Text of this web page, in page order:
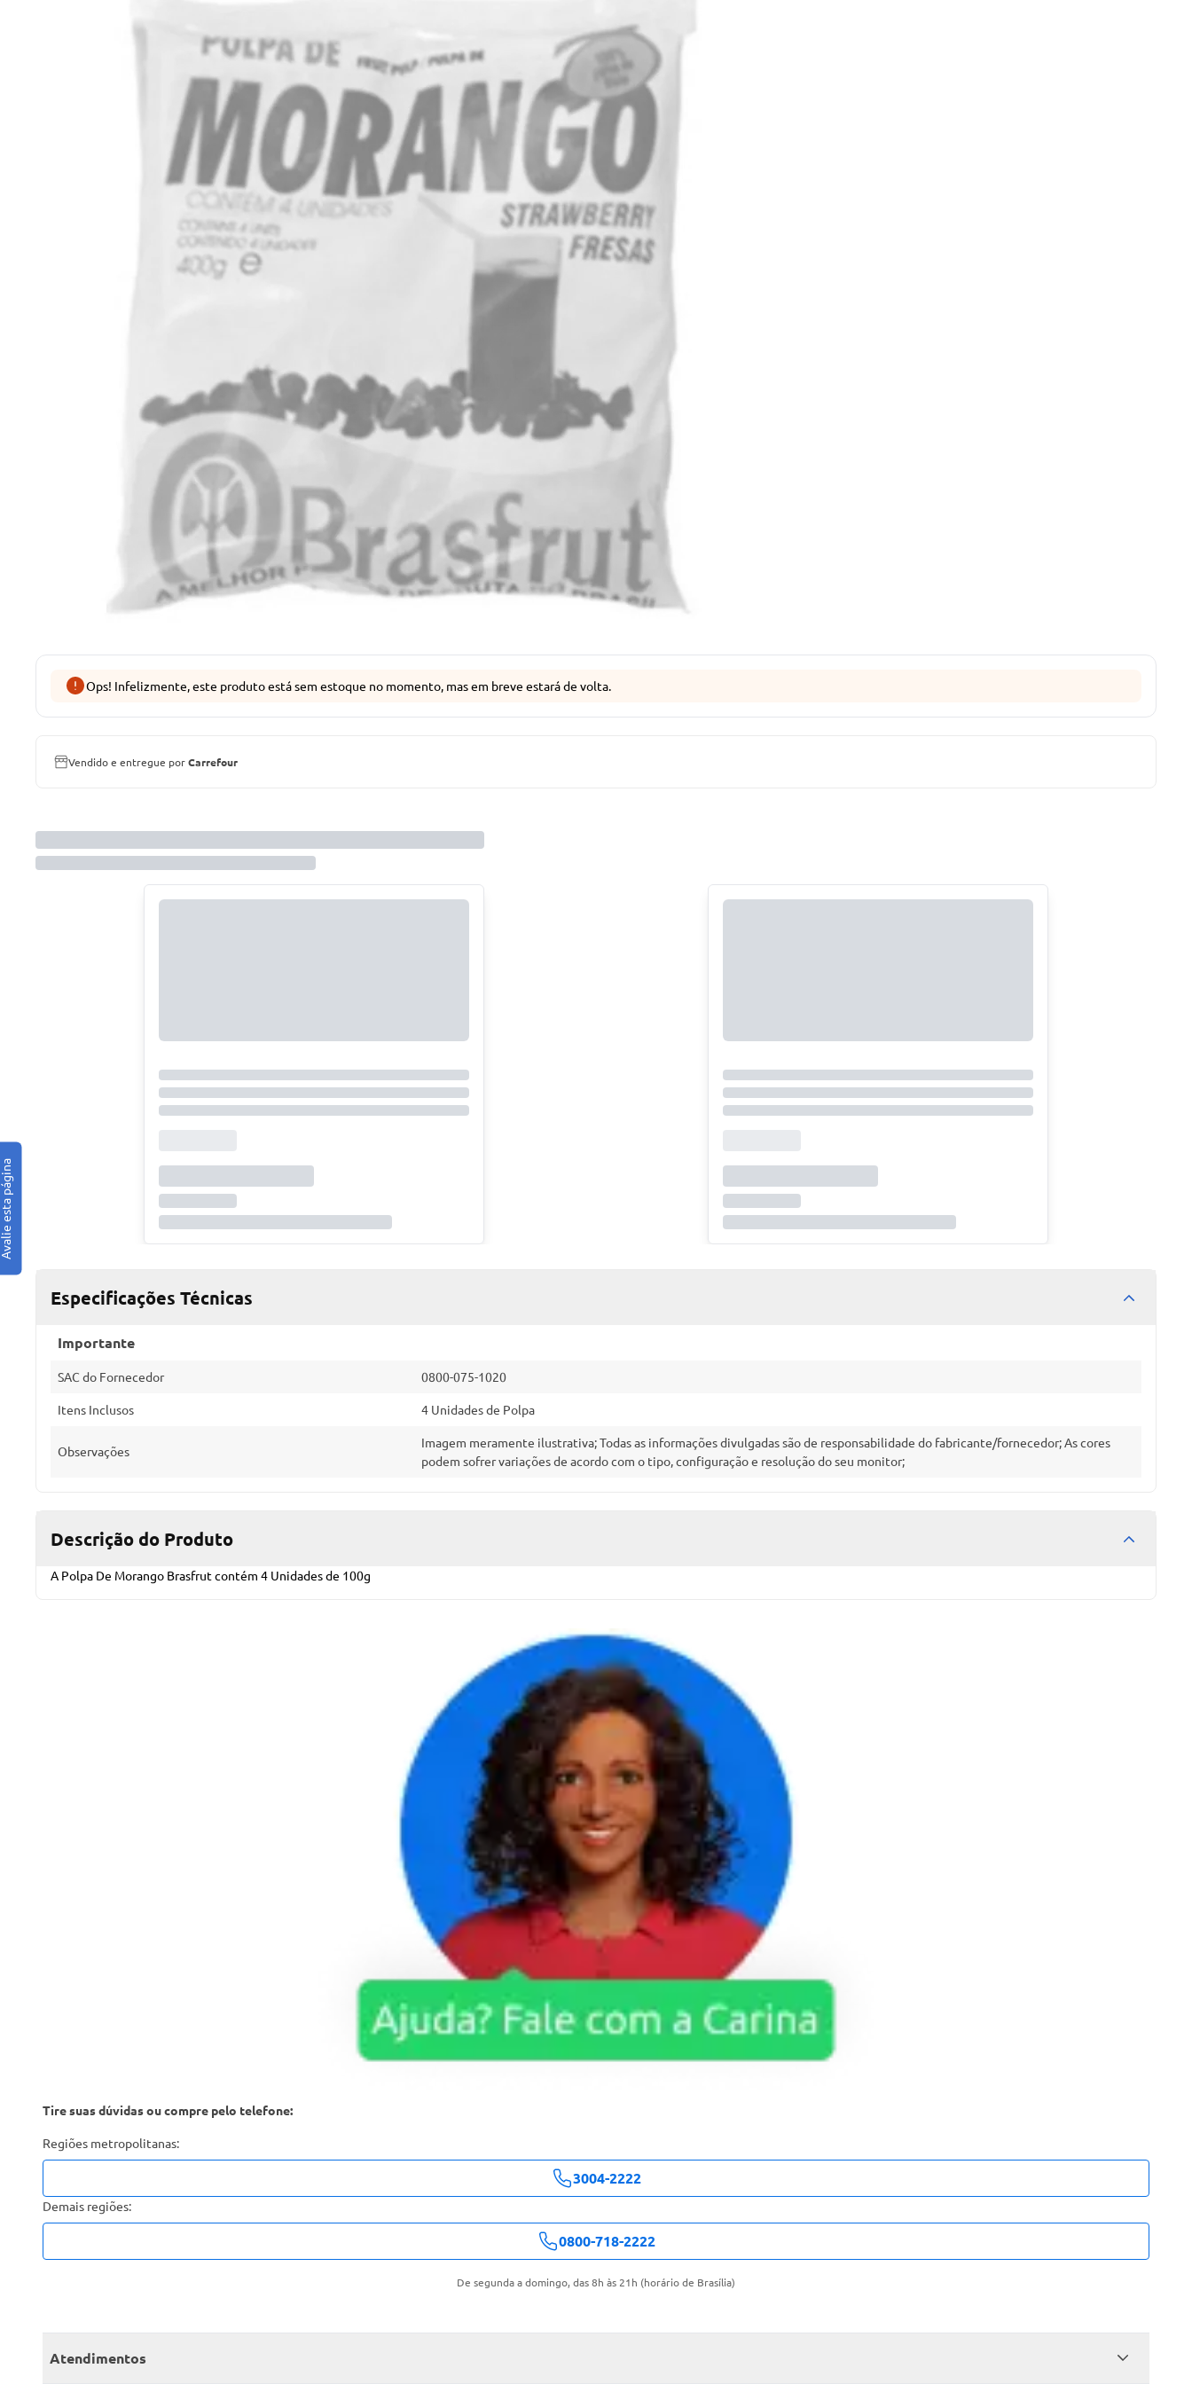
Ops! Infelizmente, este produto está sem estoque no momento, mas em breve estará de volta.
Vendido e entregue porCarrefour
Especificações Técnicas
Importante
SAC do Fornecedor 0800-075-1020
Itens Inclusos 4 Unidades de Polpa
Observações
Imagem meramente ilustrativa; Todas as informações divulgadas são de responsabilidade do fabricante/fornecedor; As cores
podem sofrer variações de acordo com o tipo, configuração e resolução do seu monitor;
Descrição do Produto
A Polpa De Morango Brasfrut contém 4 Unidades de 100g
Tire suas dúvidas ou compre pelo telefone:
Regiões metropolitanas:
3004-2222
Demais regiões:
0800-718-2222
De segunda a domingo, das 8h às 21h (horário de Brasília)
Atendimentos